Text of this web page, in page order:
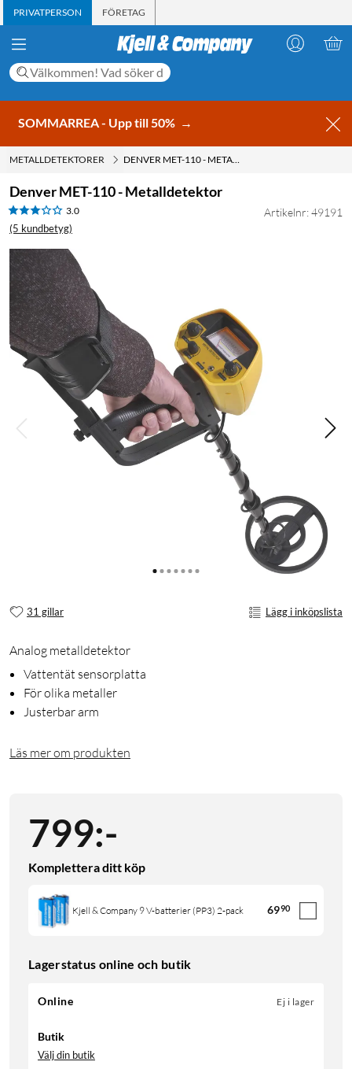
PRIVATPERSON FÖRETAG
SOMMARREA - Upp till 50% →
METALLDETEKTORER DENVER MET-110 - METALLDETEKTOR
Denver MET-110 - Metalldetektor
3.0
(5 kundbetyg)
Artikelnr: 49191
31 gillar Lägg i inköpslista
Analog metalldetektor
Vattentät sensorplatta
För olika metaller
Justerbar arm
Läs mer om produkten
799:-
Komplettera ditt köp
Kjell & Company 9 V-batterier (PP3) 2-pack 6990
Lagerstatus online och butik
Online Ej i lager
Butik
Välj din butik